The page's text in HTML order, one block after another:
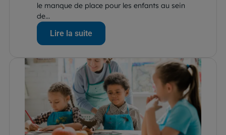
le manque de place pour les enfants au sein
de...
Lire la suite